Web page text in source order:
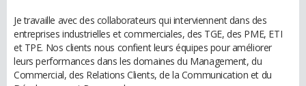
Je travaille avec des collaborateurs qui interviennent dans des
entreprises industrielles et commerciales, des TGE, des PME, ETI
et TPE. Nos clients nous confient leurs équipes pour améliorer
leurs performances dans les domaines du Management, du
Commercial, des Relations Clients, de la Communication et du